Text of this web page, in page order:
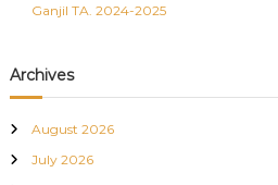
Ganjil TA. 2024-2025
Archives
August 2026
July 2026